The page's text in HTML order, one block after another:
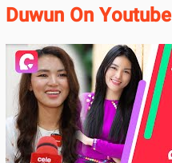
Duwun On Youtube